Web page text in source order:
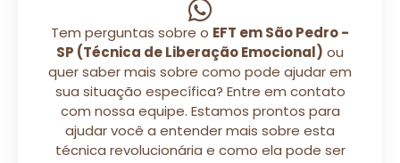
Tem perguntas sobre o EFT em São Pedro -
SP (Técnica de Liberação Emocional) ou
quer saber mais sobre como pode ajudar em
sua situação específica? Entre em contato
com nossa equipe. Estamos prontos para
ajudar você a entender mais sobre esta
técnica revolucionária e como ela pode ser